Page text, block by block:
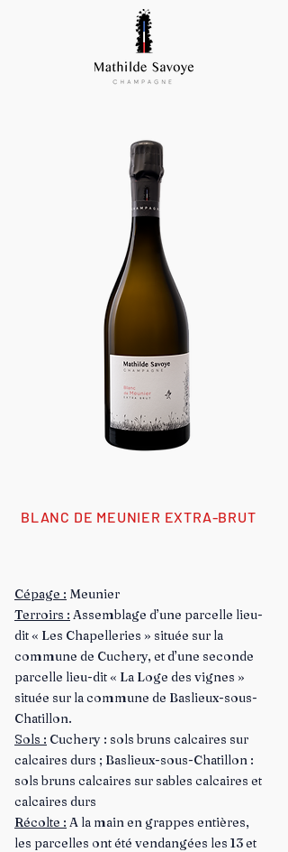
BLANC DE MEUNIER EXTRA-BRUT
Cépage : Meunier
Terroirs : Assemblage d’une parcelle lieu-
dit « Les Chapelleries » située sur la
commune de Cuchery, et d’une seconde
parcelle lieu-dit « La Loge des vignes »
située sur la commune de Baslieux-sous-
Chatillon.
Sols : Cuchery : sols bruns calcaires sur
calcaires durs ; Baslieux-sous-Chatillon :
sols bruns calcaires sur sables calcaires et
calcaires durs
Récolte : A la main en grappes entières,
les parcelles ont été vendangées les 13 et